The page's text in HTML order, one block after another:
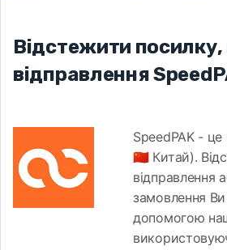
Відстежити посилку,
відправлення
SpeedPAK -
🇨🇳 Китай).
відправлення
замовлення
допомогою